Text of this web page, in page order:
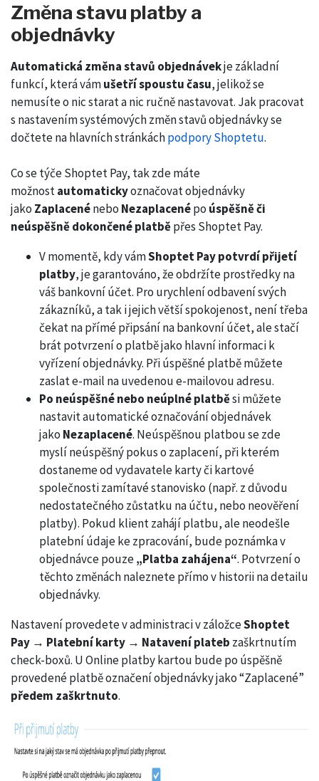
Změna stavu platby a
objednávky
Automatická změna stavů objednávekje základní
funkcí, která vámušetří spoustu času, jelikož se
nemusíte o nic starat a nic ručně nastavovat. Jak pracovat
s nastavením systémových změn stavů objednávky se
dočtete na hlavních stránkáchpodpory Shoptetu.
Co se týče Shoptet Pay, tak zde máte
možnostautomatickyoznačovat objednávky
jako Zaplacenénebo Nezaplacenépo úspěšně či
neúspěšně dokončené platběpřes Shoptet Pay.
V momentě, kdy vámShoptet Pay potvrdí přijetí
platby, je garantováno, že obdržíte prostředky na
váš bankovní účet. Pro urychlení odbavení svých
zákazníků, a tak i jejich větší spokojenost, není třeba
čekat na přímé připsání na bankovní účet, ale stačí
brát potvrzení o platbě jako hlavní informaci k
vyřízení objednávky. Při úspěšné platbě můžete
zaslat e-mail na uvedenou e-mailovou adresu.
Po neúspěšné nebo neúplné platběsi můžete
nastavit automatické označování objednávek
jako Nezaplacené. Neúspěšnou platbou se zde
myslí neúspěšný pokus o zaplacení, při kterém
dostaneme od vydavatele karty či kartové
společnosti zamítavé stanovisko (např. z důvodu
nedostatečného zůstatku na účtu, nebo neověření
platby). Pokud klient zahájí platbu, ale neodešle
platební údaje ke zpracování, bude poznámka v
objednávce pouze„Platba zahájena“. Potvrzení o
těchto změnách naleznete přímo v historii na detailu
objednávky.
Nastavení provedete v administraci v záložceShoptet
Pay → Platební karty → Natavení plateb zaškrtnutím
check-boxů. U Online platby kartou bude po úspěšně
provedené platbě označení objednávky jako “Zaplacené”
předem zaškrtnuto.